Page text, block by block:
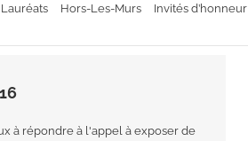
Lauréats Hors-Les-Murs Invités d’honneur
à répondre à l'appel à exposer de